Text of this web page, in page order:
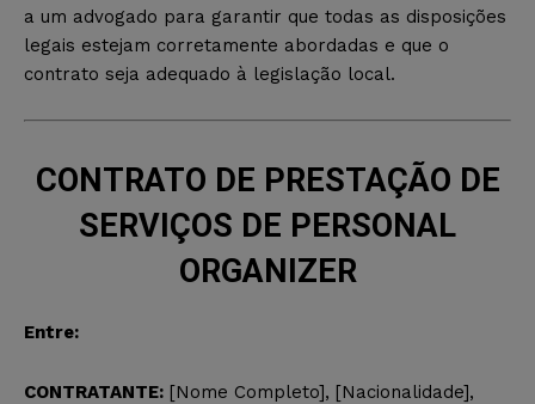
a um advogado para garantir que todas as disposições
legais estejam corretamente abordadas e que o
contrato seja adequado à legislação local.
CONTRATO DE PRESTAÇÃO DE
SERVIÇOS DE PERSONAL
ORGANIZER
Entre:
CONTRATANTE: [Nome Completo], [Nacionalidade],